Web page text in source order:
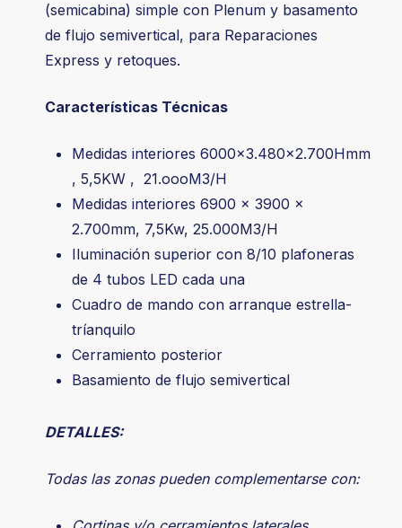
(semicabina) simple con Plenum y basamento
de flujo semivertical, para Reparaciones
Express y retoques.
Características Técnicas
Medidas interiores 6000×3.480×2.700Hmm
, 5,5KW , 21.oooM3/H
Medidas interiores 6900 x 3900 x
2.700mm, 7,5Kw, 25.000M3/H
Iluminación superior con 8/10 plafoneras
de 4 tubos LED cada una
Cuadro de mando con arranque estrella-
tríanquilo
Cerramiento posterior
Basamiento de flujo semivertical
DETALLES:
Todas las zonas pueden complementarse con: